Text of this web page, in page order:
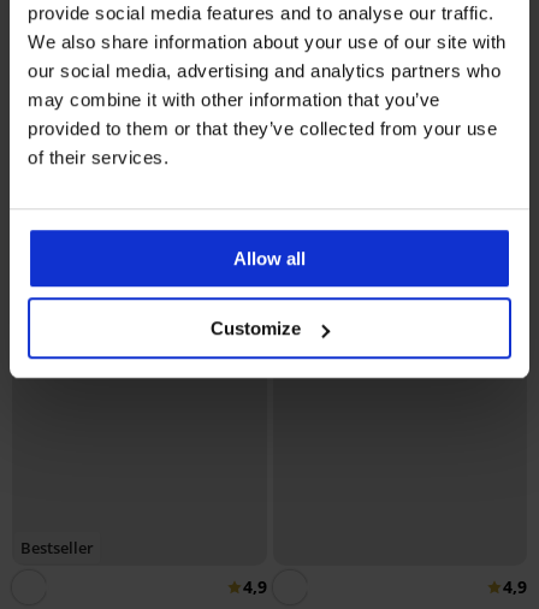
provide social media features and to analyse our traffic.
We also share information about your use of our site with
our social media, advertising and analytics partners who
may combine it with other information that you’ve
provided to them or that they’ve collected from your use
of their services.
Allow all
Customize
4,9
Biustonosz usztywniany Violeta
wygładzający
185,99 zł
Zniżka -50%
Biustonosz usztywniany Soft
Lace II bez fiszbin
Bestseller
4,9
4,9